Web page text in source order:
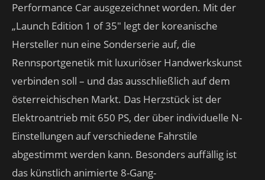
Performance Car ausgezeichnet worden. Mit der
„Launch Edition 1 of 35″ legt der koreanische
Hersteller nun eine Sonderserie auf, die
Rennsportgenetik mit luxuriöser Handwerkskunst
verbinden soll – und das ausschließlich auf dem
österreichischen Markt. Das Herzstück ist der
Elektroantrieb mit 650 PS, der über individuelle N-
Einstellungen auf verschiedene Fahrstile
abgestimmt werden kann. Besonders auffällig ist
das künstlich animierte 8-Gang-